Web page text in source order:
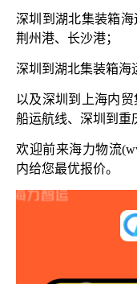
深圳到湖北集装箱海
荆州港、长沙港；
深圳到湖北集装箱海
以及深圳到上海内
船运航线、深圳到重
欢迎前来海力物流
内给您最优报价。